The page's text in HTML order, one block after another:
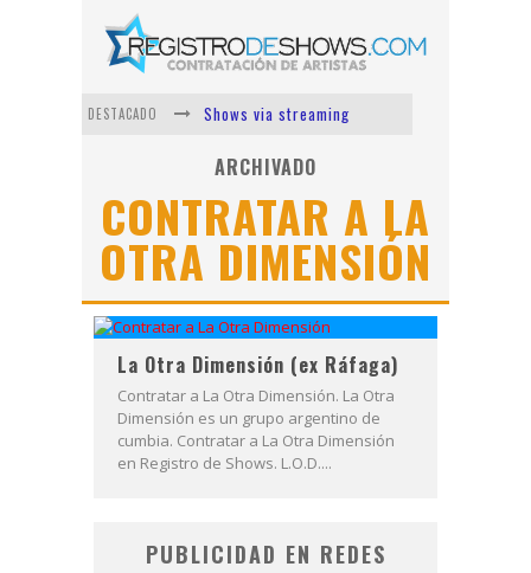
DESTACADO
Shows via streaming
Lit Killah
Nicki Nicole
Duki
Vi Em
Los Ángeles Azules
ARCHIVADO
CONTRATAR A LA
OTRA DIMENSIÓN
La Otra Dimensión (ex Ráfaga)
Contratar a La Otra Dimensión. La Otra
Dimensión es un grupo argentino de
cumbia. Contratar a La Otra Dimensión
en Registro de Shows. L.O.D....
PUBLICIDAD EN REDES